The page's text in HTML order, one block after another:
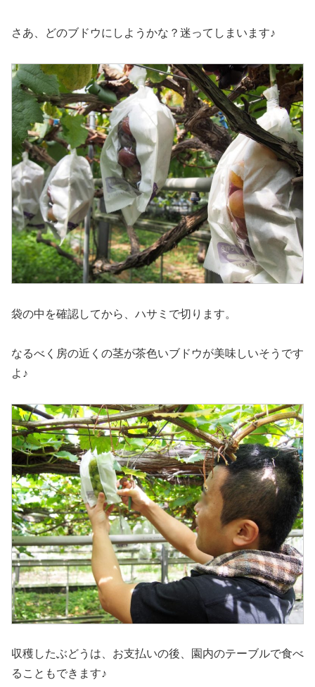
さあ、どのブドウにしようかな？迷ってしまいます♪
袋の中を確認してから、ハサミで切ります。
なるべく房の近くの茎が茶色いブドウが美味しいそうです
よ♪
収穫したぶどうは、お支払いの後、園内のテーブルで食べ
ることもできます♪